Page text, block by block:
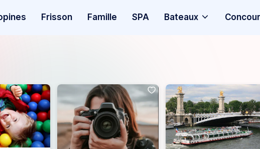
Frisson Famille SPA Bateaux